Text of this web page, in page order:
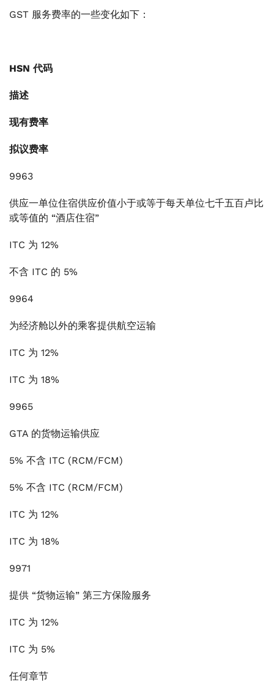
GST 服务费率的一些变化如下：
HSN 代码
描述
现有费率
拟议费率
9963
供应一单位住宿供应价值小于或等于每天单位七千五百卢比
或等值的 “酒店住宿”
ITC 为 12%
不含 ITC 的 5%
9964
为经济舱以外的乘客提供航空运输
ITC 为 12%
ITC 为 18%
9965
GTA 的货物运输供应
5% 不含 ITC (RCM/FCM)
5% 不含 ITC (RCM/FCM)
ITC 为 12%
ITC 为 18%
9971
提供 “货物运输” 第三方保险服务
ITC 为 12%
ITC 为 5%
任何章节